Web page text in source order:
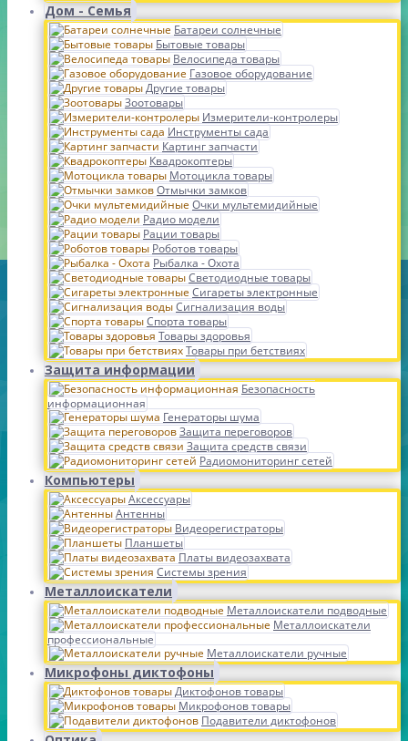
Дом - Семья
Батареи солнечные
Бытовые товары
Велосипеда товары
Газовое оборудование
Другие товары
Зоотовары
Измерители-контролеры
Инструменты сада
Картинг запчасти
Квадрокоптеры
Мотоцикла товары
Отмычки замков
Очки мультемидийные
Радио модели
Рации товары
Роботов товары
Рыбалка - Охота
Светодиодные товары
Сигареты электронные
Сигнализация воды
Спорта товары
Товары здоровья
Товары при бетствиях
Защита информации
Безопасность
информационная
Генераторы шума
Защита переговоров
Защита средств связи
Радиомониторинг сетей
Компьютеры
Аксессуары
Антенны
Видеорегистраторы
Планшеты
Платы видеозахвата
Системы зрения
Металлоискатели
Металлоискатели подводные
Металлоискатели
профессиональные
Металлоискатели ручные
Микрофоны диктофоны
Диктофонов товары
Микрофонов товары
Подавители диктофонов